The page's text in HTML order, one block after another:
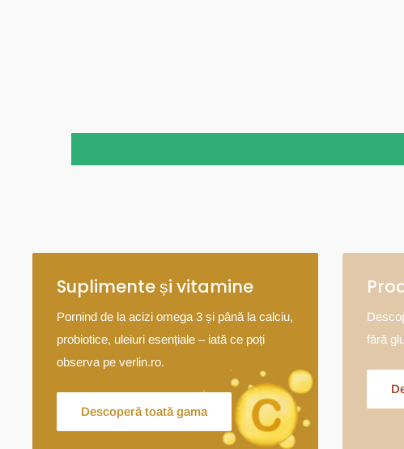
Suplimente și vitamine
Pornind de la acizi omega 3 și până la calciu,
probiotice, uleiuri esențiale – iată ce poți
observa pe verlin.ro.
Descoperă toată gama
fără